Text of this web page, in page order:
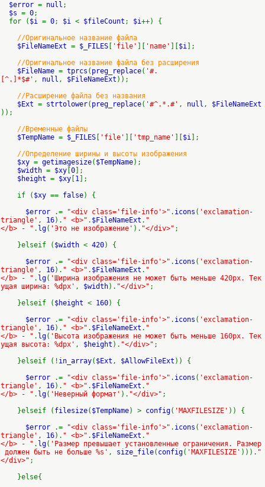
$error = null ;
$s = 0;
for ( $i = 0; $i < $fileCount ; $i++) {
//Оригинальное название файла
$FileNameExt = $_FILES 'file' 'name' $i ];
//Оригинальное название файла без расширения
$FileName = tprcs ( preg_replace( '#.
[^.]*$#' , null , $FileNameExt ));
//Расширение файла без названия
$Ext = strtolower( preg_replace( '#^.*.#' , null , $FileNameExt
));
//Временные файлы
$TempName = $_FILES 'file' 'tmp_name' $i ];
//Определение ширины и высоты изображения
$xy = getimagesize( $TempName);
$width = $xy 0 ];
$height = $xy 1 ];
if ( $xy == false) {
$error
.= "<div class='file-info'>" . icons ( 'exclamation-
triangle' , 16). " <b>" . $FileNameExt . "
</b> - " . lg( 'Это не изображение' ). "</div>" ;
}elseif ( $width < 420) {
$error
.= "<div class='file-info'>" . icons ( 'exclamation-
triangle' , 16). " <b>" . $FileNameExt . "
</b> - " . lg( 'Ширина изображения не может быть меньше 420px. Тек
ущая ширина: %dpx' , $width). "</div>" ;
}elseif ( $height < 160) {
$error
.= "<div class='file-info'>" . icons ( 'exclamation-
triangle' , 16). " <b>" . $FileNameExt . "
</b> - " . lg( 'Высота изображения не может быть меньше 160px. Тек
ущая высота: %dpx' , $height ). "</div>" ;
}elseif (! in_array( $Ext , $AllowFileExt )) {
$error
.= "<div class='file-info'>" . icons ( 'exclamation-
triangle' , 16). " <b>" . $FileNameExt . "
</b> - " . lg( 'Неверный формат' ). "</div>" ;
}elseif ( filesize( $TempName) > config( 'MAXFILESIZE' )) {
$error
.= "<div class='file-info'>" . icons ( 'exclamation-
triangle' , 16). " <b>" . $FileNameExt . "
</b> - " . lg( 'Размер превышает установленные ограничения. Размер
должен быть не больше %s' , size_file( config( 'MAXFILESIZE' ))). "
</div>" ;
}else{